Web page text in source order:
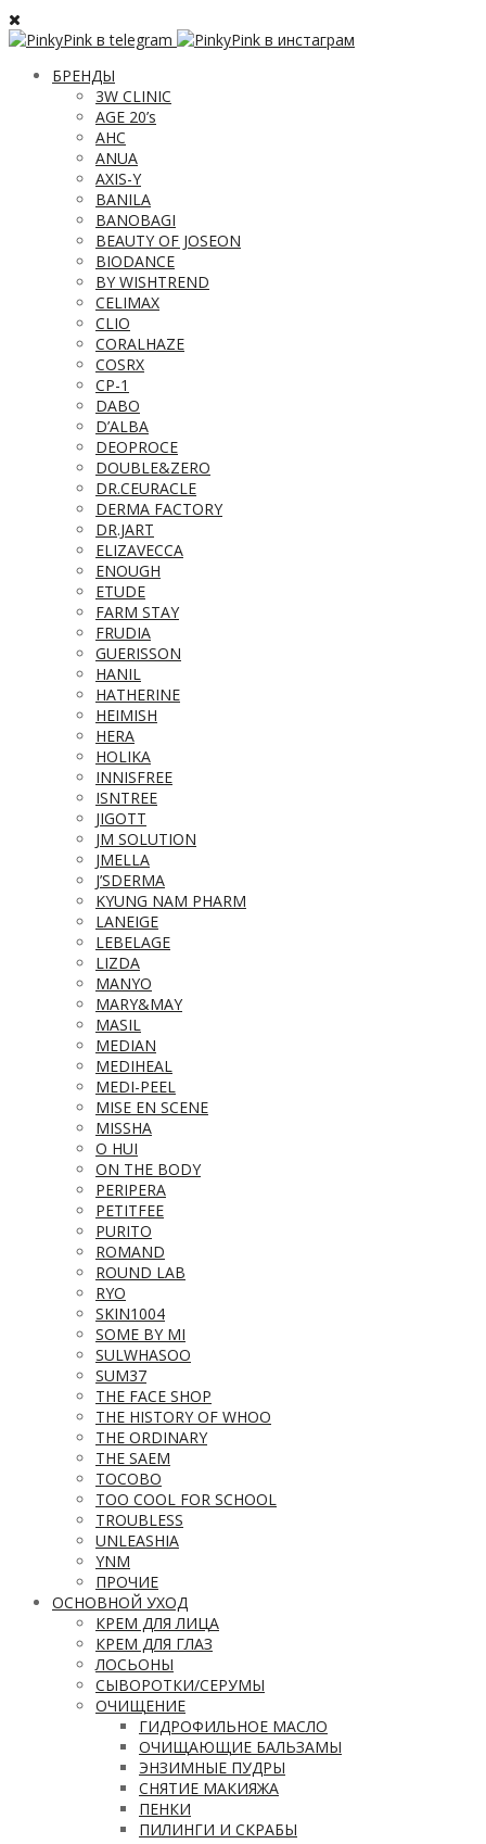
БРЕНДЫ
3W CLINIC
AGE 20’s
AHC
ANUA
AXIS-Y
BANILA
BANOBAGI
BEAUTY OF JOSEON
BIODANCE
BY WISHTREND
CELIMAX
CLIO
CORALHAZE
COSRX
CP-1
DABO
D’ALBA
DEOPROCE
DOUBLE&ZERO
DR.CEURACLE
DERMA FACTORY
DR.JART
ELIZAVECCA
ENOUGH
ETUDE
FARM STAY
FRUDIA
GUERISSON
HANIL
HATHERINE
HEIMISH
HERA
HOLIKA
INNISFREE
ISNTREE
JIGOTT
JM SOLUTION
JMELLA
J’SDERMA
KYUNG NAM PHARM
LANEIGE
LEBELAGE
LIZDA
MANYO
MARY&MAY
MASIL
MEDIAN
MEDIHEAL
MEDI-PEEL
MISE EN SCENE
MISSHA
O HUI
ON THE BODY
PERIPERA
PETITFEE
PURITO
ROMAND
ROUND LAB
RYO
SKIN1004
SOME BY MI
SULWHASOO
SUM37
THE FACE SHOP
THE HISTORY OF WHOO
THE ORDINARY
THE SAEM
TOCOBO
TOO COOL FOR SCHOOL
TROUBLESS
UNLEASHIA
YNM
ПРОЧИЕ
ОСНОВНОЙ УХОД
КРЕМ ДЛЯ ЛИЦА
КРЕМ ДЛЯ ГЛАЗ
ЛОСЬОНЫ
СЫВОРОТКИ/СЕРУМЫ
ОЧИЩЕНИЕ
ГИДРОФИЛЬНОЕ МАСЛО
ОЧИЩАЮЩИЕ БАЛЬЗАМЫ
ЭНЗИМНЫЕ ПУДРЫ
СНЯТИЕ МАКИЯЖА
ПЕНКИ
ПИЛИНГИ И СКРАБЫ